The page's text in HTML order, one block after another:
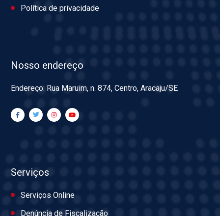
Política de privacidade
Nosso endereço
Endereço: Rua Maruim, n. 874, Centro, Aracaju/SE
Serviços
Serviços Online
Denúncia de Fiscalização